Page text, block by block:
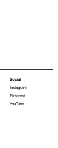
Social
Instagram
Pinterest
YouTube